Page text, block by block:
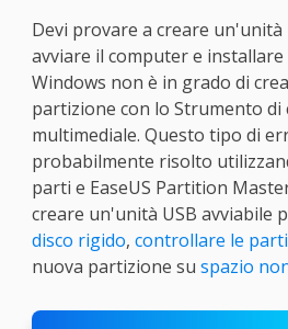
Devi provare a creare un'unità
avviare il computer e installare
Windows non è in grado di
partizione con lo Strumento di
multimediale. Questo tipo di
probabilmente risolto
parti e EaseUS Partition
creare un'unità USB avviabile
disco rigido, controllare le
nuova partizione su spazio